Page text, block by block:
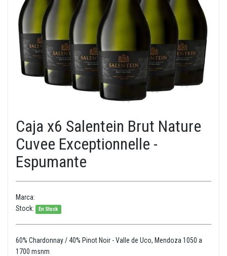
Caja x6 Salentein Brut Nature
Cuvee Exceptionnelle -
Espumante
Marca:
Stock:
En Stock
60% Chardonnay / 40% Pinot Noir - Valle de Uco, Mendoza 1050 a
1700 msnm